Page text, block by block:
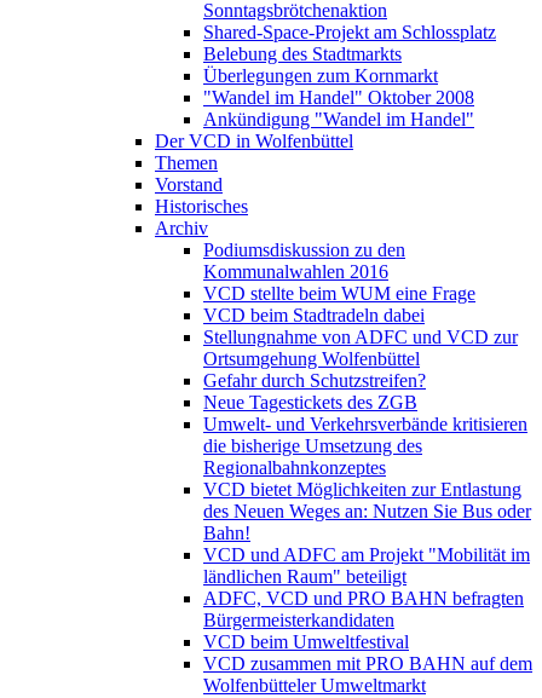
Sonntagsbrötchenaktion
Shared-Space-Projekt am Schlossplatz
Belebung des Stadtmarkts
Überlegungen zum Kornmarkt
"Wandel im Handel" Oktober 2008
Ankündigung "Wandel im Handel"
Der VCD in Wolfenbüttel
Themen
Vorstand
Historisches
Archiv
Podiumsdiskussion zu den
Kommunalwahlen 2016
VCD stellte beim WUM eine Frage
VCD beim Stadtradeln dabei
Stellungnahme von ADFC und VCD zur
Ortsumgehung Wolfenbüttel
Gefahr durch Schutzstreifen?
Neue Tagestickets des ZGB
Umwelt- und Verkehrsverbände kritisieren
die bisherige Umsetzung des
Regionalbahnkonzeptes
VCD bietet Möglichkeiten zur Entlastung
des Neuen Weges an: Nutzen Sie Bus oder
Bahn!
VCD und ADFC am Projekt "Mobilität im
ländlichen Raum" beteiligt
ADFC, VCD und PRO BAHN befragten
Bürgermeisterkandidaten
VCD beim Umweltfestival
VCD zusammen mit PRO BAHN auf dem
Wolfenbütteler Umweltmarkt